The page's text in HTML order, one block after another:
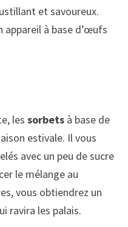
et savoureux.
appareil à base d’œufs
lessorbets à base de
estivale. Il vous
avec un peu de sucre
le mélange au
vous obtiendrez un
ravira les palais.